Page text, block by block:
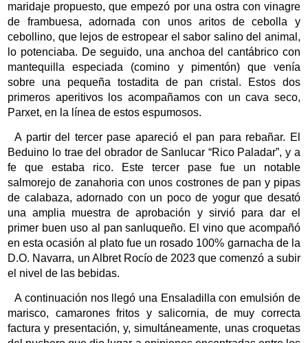
maridaje propuesto, que empezó por una ostra con vinagre
de frambuesa, adornada con unos aritos de cebolla y
cebollino, que lejos de estropear el sabor salino del animal,
lo potenciaba. De seguido, una anchoa del cantábrico con
mantequilla especiada (comino y pimentón) que venía
sobre una pequeña tostadita de pan cristal. Estos dos
primeros aperitivos los acompañamos con un cava seco,
Parxet, en la línea de estos espumosos.
A partir del tercer pase apareció el pan para rebañar. El
Beduino lo trae del obrador de Sanlucar “Rico Paladar”, y a
fe que estaba rico. Este tercer pase fue un notable
salmorejo de zanahoria con unos costrones de pan y pipas
de calabaza, adornado con un poco de yogur que desató
una amplia muestra de aprobación y sirvió para dar el
primer buen uso al pan sanluqueño. El vino que acompañó
en esta ocasión al plato fue un rosado 100% garnacha de la
D.O. Navarra, un Albret Rocío de 2023 que comenzó a subir
el nivel de las bebidas.
A continuación nos llegó una Ensaladilla con emulsión de
marisco, camarones fritos y salicornia, de muy correcta
factura y presentación, y, simultáneamente, unas croquetas